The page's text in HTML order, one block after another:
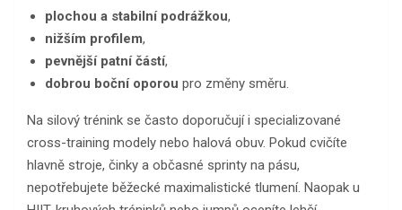
plochou a stabilní podrážkou,
nižším profilem,
pevnější patní částí,
dobrou boční oporou pro změny směru.
Na silový trénink se často doporučují i specializované
cross-training modely nebo halová obuv. Pokud cvičíte
hlavně stroje, činky a občasné sprinty na pásu,
nepotřebujete běžecké maximalistické tlumení. Naopak u